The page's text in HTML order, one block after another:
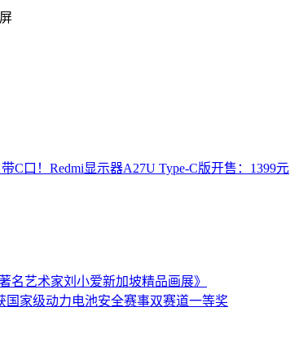
C口！Redmi显示器A27U Type-C版开售：1399元
艺术家刘小爱新加坡精品画展》
家级动力电池安全赛事双赛道一等奖